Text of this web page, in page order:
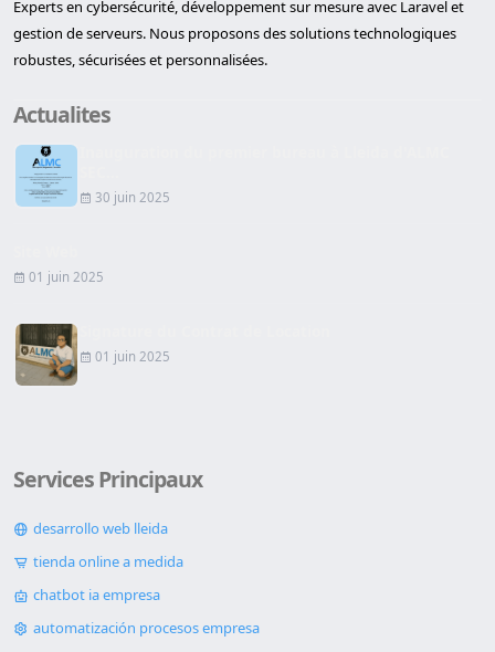
Experts en cybersécurité, développement sur mesure avec Laravel et
robustes, sécurisées et personnalisées.
Actualites
Inauguration du premier bureau à Lleida d'ALMC
01 juin 2025
Services Principaux
desarrollo web lleida
tienda online a medida
chatbot ia empresa